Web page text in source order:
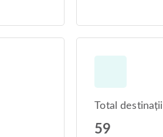
Total destinații
59